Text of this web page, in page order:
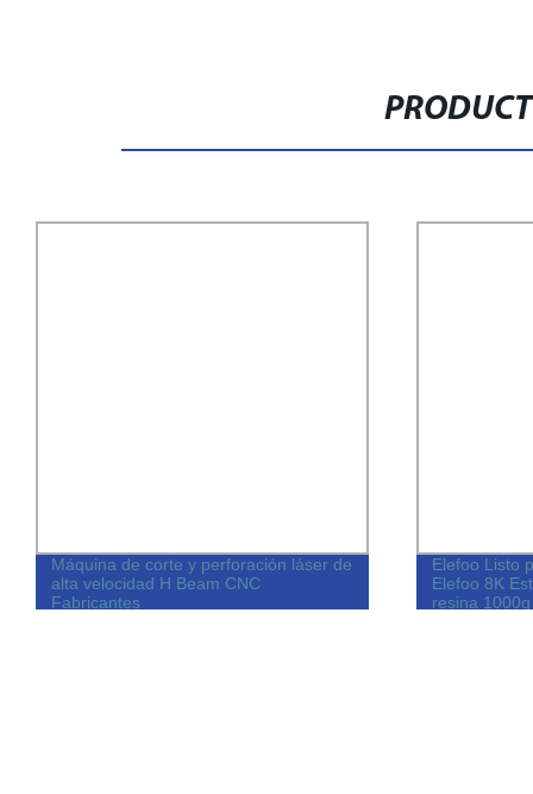
Máquina de corte y perforación láser de
alta velocidad H Beam CNC
Fabricantes
Elefoo Listo
Elefoo 8K
resina 1000g